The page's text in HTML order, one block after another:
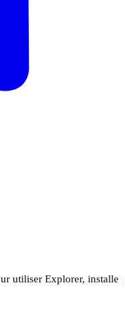
utiliser Explorer, installe